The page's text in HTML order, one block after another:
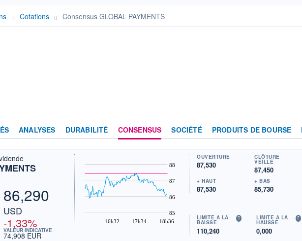
Cotations Consensus GLOBAL PAYMENTS
ANALYSES DURABILITÉ CONSENSUS SOCIÉTÉ PRODUITS DE BOURSE
86,290
USD
-1,33%
VALEUR INDICATIVE
74,908 EUR
16h32 17h34 18h36
85
86
87
88
OUVERTURE
87,530
CLÔTURE
VEILLE
87,450
+ HAUT
87,530
+ BAS
85,730
LIMITE À LA
BAISSE
110,240
LIMITE À LA
HAUSSE
0,000